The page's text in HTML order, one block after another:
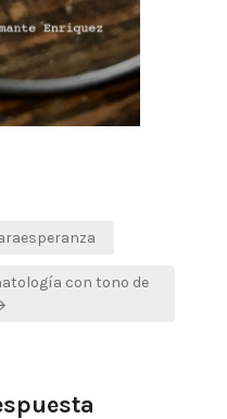
con tono de